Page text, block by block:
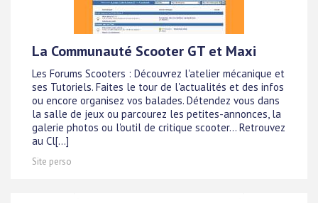
La Communauté Scooter GT et Maxi
Les Forums Scooters : Découvrez l'atelier mécanique et
ses Tutoriels. Faites le tour de l'actualités et des infos
ou encore organisez vos balades. Détendez vous dans
la salle de jeux ou parcourez les petites-annonces, la
galerie photos ou l'outil de critique scooter... Retrouvez
au Cl[...]
Site perso